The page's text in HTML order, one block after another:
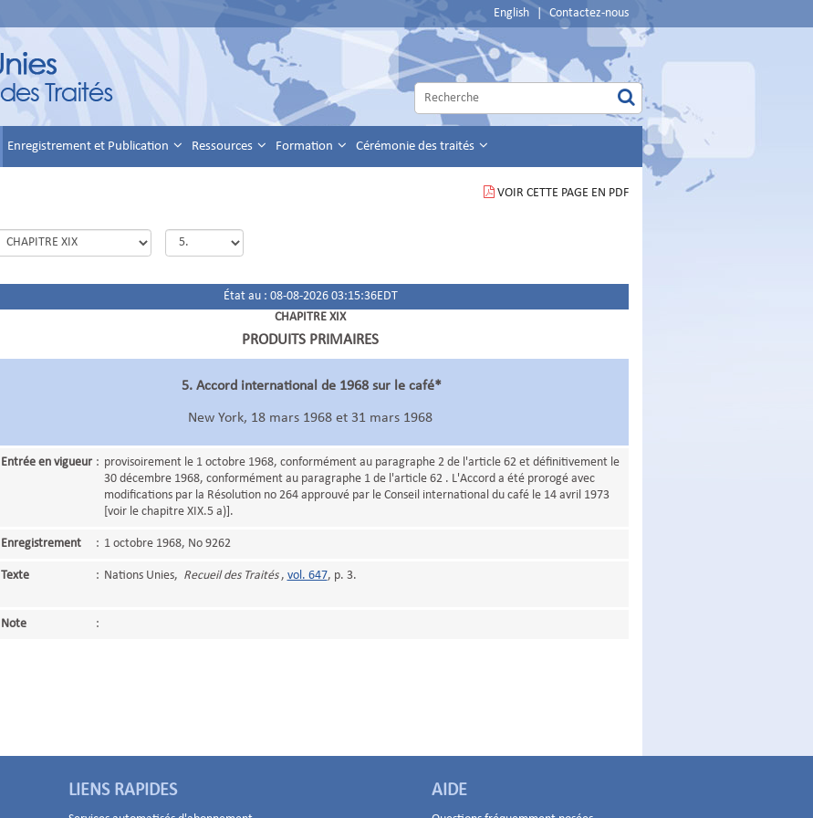
English | Contactez-nous
Enregistrement et Publication Ressources Formation Cérémonie des traités
VOIR CETTE PAGE EN PDF
État au : 08-08-2026 03:15:36EDT
CHAPITRE XIX
PRODUITS PRIMAIRES
5. Accord international de 1968 sur le café*
New York, 18 mars 1968 et 31 mars 1968
Entrée en vigueur : provisoirement le 1 octobre 1968, conformément au paragraphe 2 de l'article 62 et définitivement le
30 décembre 1968, conformément au paragraphe 1 de l'article 62 . L'Accord a été prorogé avec
modifications par la Résolution no 264 approuvé par le Conseil international du café le 14 avril 1973
[voir le chapitre XIX.5 a)].
Enregistrement : 1 octobre 1968, No 9262
Texte : Nations Unies, Recueil des Traités, vol. 647, p. 3.
Note :
LIENS RAPIDES AIDE